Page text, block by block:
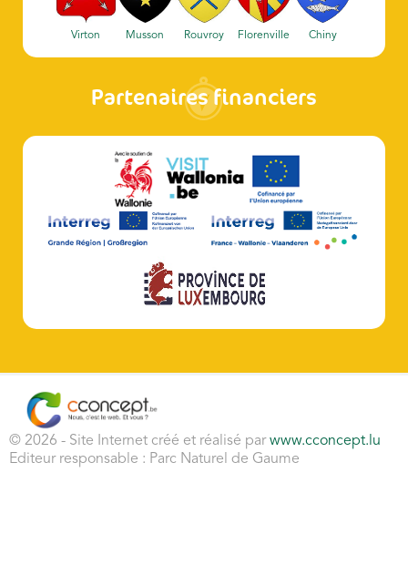
Virton Musson Rouvroy Florenville Chiny
Partenaires financiers
© 2026 - Site Internet créé et réalisé parwww.cconcept.lu
Editeur responsable : Parc Naturel de Gaume